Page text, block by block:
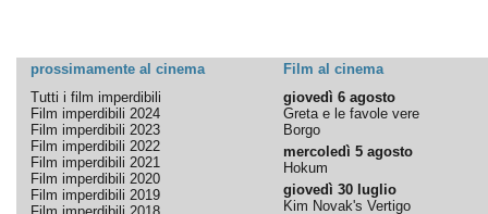
prossimamente al cinema
Film al cinema
Tutti i film imperdibili
Film imperdibili 2024
Film imperdibili 2023
Film imperdibili 2022
Film imperdibili 2021
Film imperdibili 2020
Film imperdibili 2019
giovedì 6 agosto
Greta e le favole vere
Borgo
mercoledì 5 agosto
Hokum
giovedì 30 luglio
Kim Novak's Vertigo